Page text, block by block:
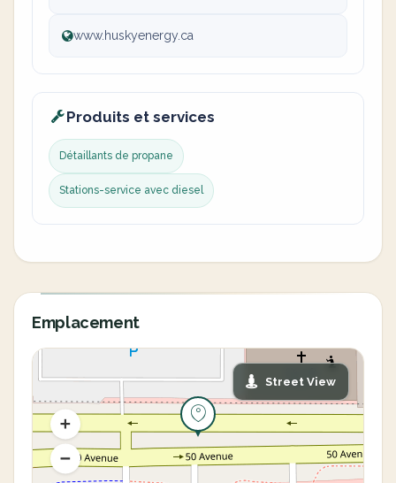
www.huskyenergy.ca
Produits et services
Détaillants de propane
Stations-service avec diesel
Emplacement
Street View